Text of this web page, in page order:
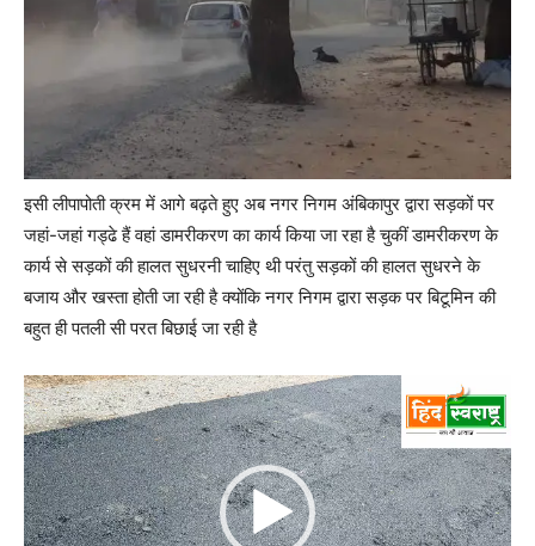
इसी लीपापोती क्रम में आगे बढ़ते हुए अब नगर निगम अंबिकापुर द्वारा सड़कों पर
जहां-जहां गड्ढे हैं वहां डामरीकरण का कार्य किया जा रहा है चुकीं डामरीकरण के
कार्य से सड़कों की हालत सुधरनी चाहिए थी परंतु सड़कों की हालत सुधरने के
बजाय और खस्ता होती जा रही है क्योंकि नगर निगम द्वारा सड़क पर बिटूमिन की
बहुत ही पतली सी परत बिछाई जा रही है
Video
Player